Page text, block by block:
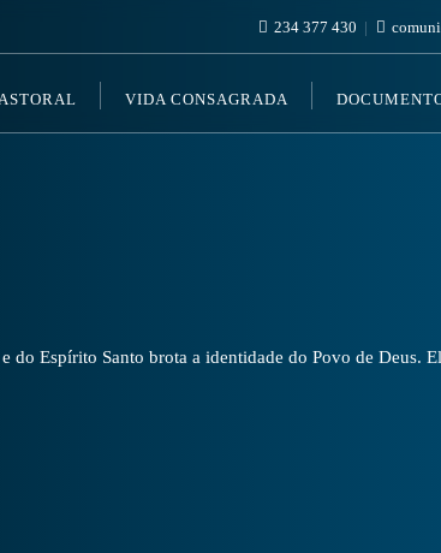
234 377 430
VIDA CONSAGRADA
Espírito Santo brota a identidade do Povo de Deus.